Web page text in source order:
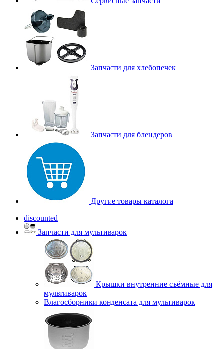
Запчасти для хлебопечек
Запчасти для блендеров
Другие товары каталога
discounted
Запчасти для мультиварок
Крышки внутренние съёмные для
мультиварок
Влагосборники конденсата для мультиварок